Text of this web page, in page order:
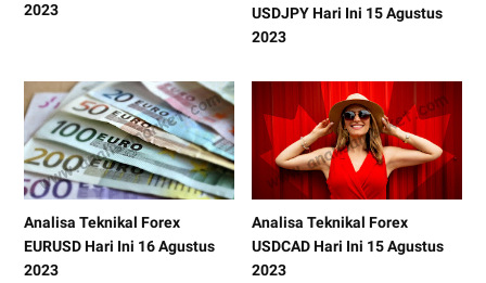
2023
USDJPY Hari Ini 15 Agustus
2023
Analisa Teknikal Forex
EURUSD Hari Ini 16 Agustus
2023
Analisa Teknikal Forex
USDCAD Hari Ini 15 Agustus
2023